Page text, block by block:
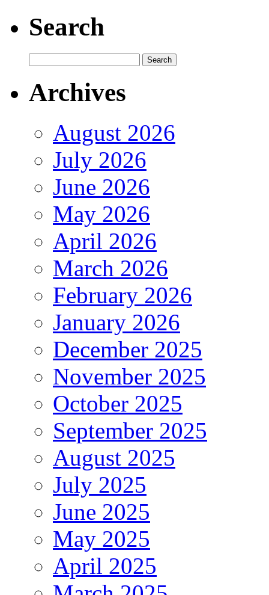
Search
Archives
August 2026
July 2026
June 2026
May 2026
April 2026
March 2026
February 2026
January 2026
December 2025
November 2025
October 2025
September 2025
August 2025
July 2025
June 2025
May 2025
April 2025